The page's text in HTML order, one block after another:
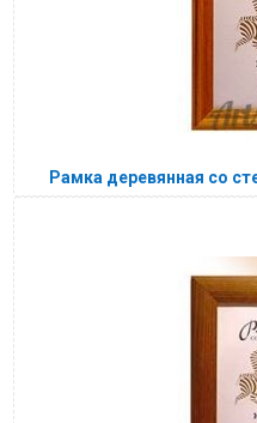
Рамка деревянная со